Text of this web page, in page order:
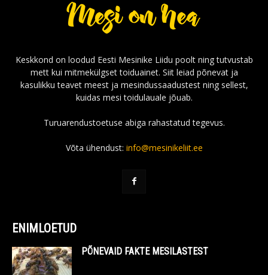
Keskkond on loodud Eesti Mesinike Liidu poolt ning tutvustab
mett kui mitmekülgset toiduainet. Siit leiad põnevat ja
kasulikku teavet meest ja mesindussaadustest ning sellest,
kuidas mesi toidulauale jõuab.
Turuarendustoetuse abiga rahastatud tegevus.
Võta ühendust: info@mesinikeliit.ee
ENIMLOETUD
PÕNEVAID FAKTE MESILASTEST